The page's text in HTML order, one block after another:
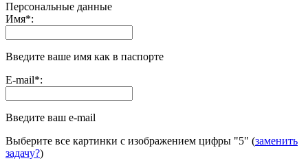
Персональные данные
Имя*:
Введите ваше имя как в паспорте
E-mail*:
Введите ваш e-mail
Выберите все картинки с изображением цифры "5" (заменить
задачу?)